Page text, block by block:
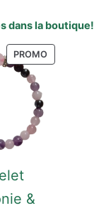
dans la boutique!
PROMO
EN
&